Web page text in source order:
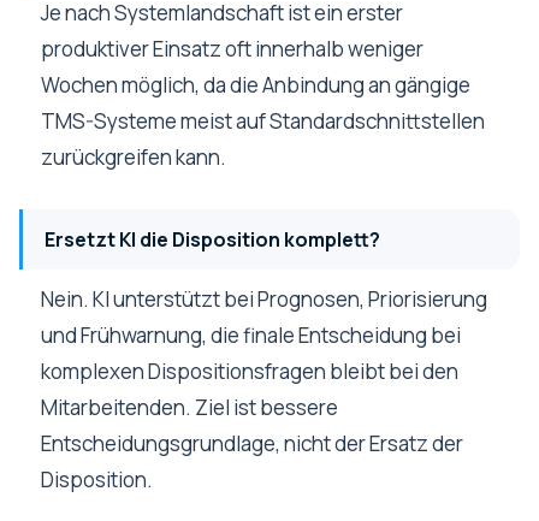
Je nach Systemlandschaft ist ein erster
produktiver Einsatz oft innerhalb weniger
Wochen möglich, da die Anbindung an gängige
TMS-Systeme meist auf Standardschnittstellen
zurückgreifen kann.
Ersetzt KI die Disposition komplett?
Nein. KI unterstützt bei Prognosen, Priorisierung
und Frühwarnung, die finale Entscheidung bei
komplexen Dispositionsfragen bleibt bei den
Mitarbeitenden. Ziel ist bessere
Entscheidungsgrundlage, nicht der Ersatz der
Disposition.